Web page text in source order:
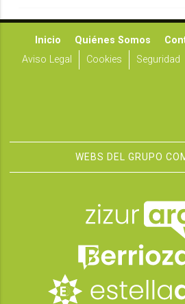
Inicio Quiénes Somos
Aviso Legal
Cookies Seguridad
WEBS DEL GRUPO